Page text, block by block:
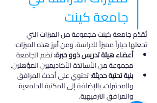
جامعة كينت
تُقدّم جامعة كينت مجموعة من الميزات التي
تجعلها خياراً مميزاً للدراسة، ومن أبرز هذه الميزات:
أعضاء هيئة تدريس ذوو خبرة: تضم الجامعة
مجموعة من الأساتذة الأكاديميين المؤهلين.
بنية تحتية حديثة: تحتوي على أحدث المرافق
والمختبرات، بالإضافة إلى المكتبة الجامعية
والمرافق الترفيهية.